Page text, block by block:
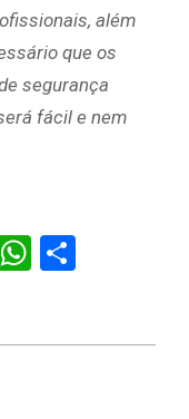
além
que os
segurança
fácil e nem